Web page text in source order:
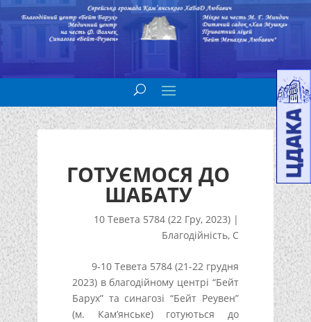
ГОТУЄМОСЯ ДО
ШАБАТУ
10 Тевета 5784 (22 Гру, 2023) |
Благодійність, С
9-10 Тевета 5784 (21-22 грудня
2023) в благодійному центрі “Бейт
Барух” та синагозі “Бейт Реувен”
(м. Кам’янське) готуються до